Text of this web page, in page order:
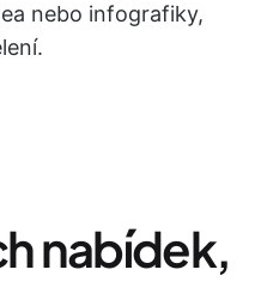
nebo infografiky,
nabídek,